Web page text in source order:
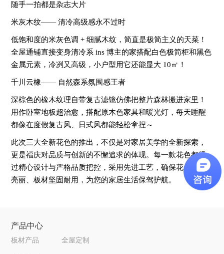
随手一拍都是杂志大片
米灰木纹—— 清冷高级感永不过时
低饱和度的米灰色调 + 细腻木纹，简直是极简主义的天菜！
全屋通铺直接变身清冷系 ins 博主的家搭配白色极简柜和黑色
金属元素，冷冽又高级，小户型用它还能显大 10㎡！
千川云橡—— 自然森系氛围感王者
深棕色的橡木纹理自带复古滤镜仿佛把整片森林搬进家里！
用作卧室地板超治愈，搭配原木色家具和暖光灯，每天睡醒
都像在度假复古风、日式风都能轻松拿捏～
此次三大全新花色的推出，不仅是对家居美学的全新探索，
更是福庆对品质与创新的不懈追求的体现。每一款花色都经
过精心设计与严格品质把控，采用先进工艺，确保花色持久
亮丽、板材坚固耐用，为您的家居生活保驾护航。
产品中心
板材产品 全屋定制